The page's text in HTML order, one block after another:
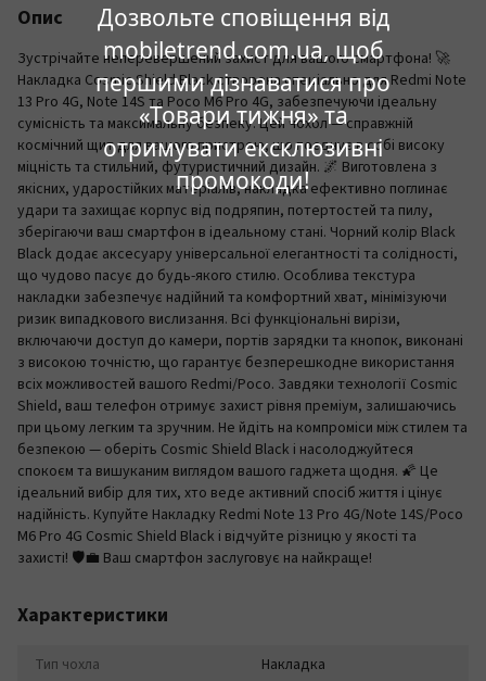
Дозвольте сповіщення від
mobiletrend.com.ua, щоб
першими дізнаватися про
«Товари тижня» та
отримувати ексклюзивні
промокоди!
Опис
Зустрічайте неперевершений захист для вашого смартфона! 🚀
Накладка Cosmic Shield Black створена спеціально для Redmi Note
13 Pro 4G, Note 14S та Poco M6 Pro 4G, забезпечуючи ідеальну
сумісність та максимальну безпеку. Цей чохол — справжній
космічний щит для вашого пристрою, що поєднує в собі високу
міцність та стильний, футуристичний дизайн. 🌌 Виготовлена з
якісних, ударостійких матеріалів, накладка ефективно поглинає
удари та захищає корпус від подряпин, потертостей та пилу,
зберігаючи ваш смартфон в ідеальному стані. Чорний колір Black
Black додає аксесуару універсальної елегантності та солідності,
що чудово пасує до будь-якого стилю. Особлива текстура
накладки забезпечує надійний та комфортний хват, мінімізуючи
ризик випадкового вислизання. Всі функціональні вирізи,
включаючи доступ до камери, портів зарядки та кнопок, виконані
з високою точністю, що гарантує безперешкодне використання
всіх можливостей вашого Redmi/Poco. Завдяки технології Cosmic
Shield, ваш телефон отримує захист рівня преміум, залишаючись
при цьому легким та зручним. Не йдіть на компроміси між стилем та
безпекою — оберіть Cosmic Shield Black і насолоджуйтеся
спокоєм та вишуканим виглядом вашого гаджета щодня. 🌠 Це
ідеальний вибір для тих, хто веде активний спосіб життя і цінує
надійність. Купуйте Накладку Redmi Note 13 Pro 4G/Note 14S/Poco
M6 Pro 4G Cosmic Shield Black і відчуйте різницю у якості та
захисті! 🛡️💼 Ваш смартфон заслуговує на найкраще!
Характеристики
Тип чохла Накладка